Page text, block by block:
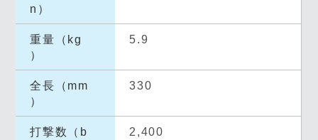
n）
重量（kg
）
5.9
全長（mm
）
330
打撃数（b
2,400